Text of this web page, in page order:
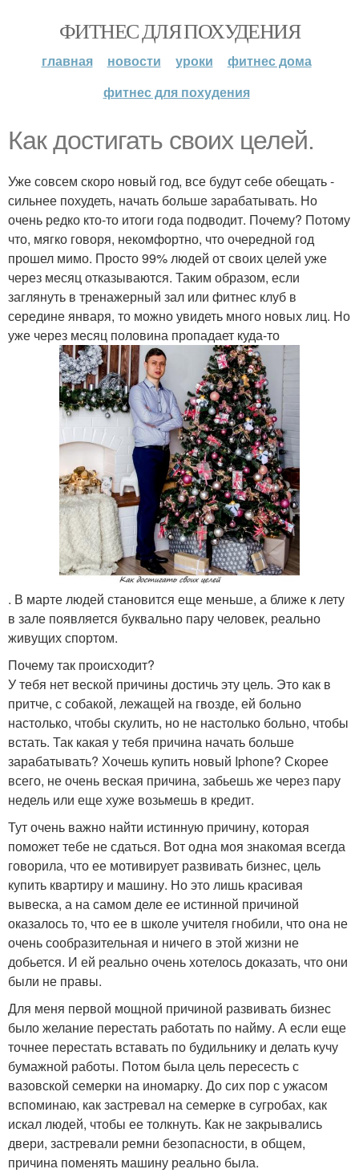
ФИТНЕС ДЛЯ ПОХУДЕНИЯ
главная новости уроки
фитнес дома
фитнес для похудения
Как достигать своих целей.
Уже совсем скоро новый год, все будут себе обещать -
сильнее похудеть, начать больше зарабатывать. Но
очень редко кто-то итоги года подводит. Почему? Потому
что, мягко говоря, некомфортно, что очередной год
прошел мимо. Просто 99% людей от своих целей уже
через месяц отказываются. Таким образом, если
заглянуть в тренажерный зал или фитнес клуб в
середине января, то можно увидеть много новых лиц. Но
уже через месяц половина пропадает куда-то
. В марте людей становится еще меньше, а ближе к лету
в зале появляется буквально пару человек, реально
живущих спортом.
Почему так происходит?
У тебя нет веской причины достичь эту цель. Это как в
притче, с собакой, лежащей на гвозде, ей больно
настолько, чтобы скулить, но не настолько больно, чтобы
встать. Так какая у тебя причина начать больше
зарабатывать? Хочешь купить новый Iphone? Скорее
всего, не очень веская причина, забьешь же через пару
недель или еще хуже возьмешь в кредит.
Тут очень важно найти истинную причину, которая
поможет тебе не сдаться. Вот одна моя знакомая всегда
говорила, что ее мотивирует развивать бизнес, цель
купить квартиру и машину. Но это лишь красивая
вывеска, а на самом деле ее истинной причиной
оказалось то, что ее в школе учителя гнобили, что она не
очень сообразительная и ничего в этой жизни не
добьется. И ей реально очень хотелось доказать, что они
были не правы.
Для меня первой мощной причиной развивать бизнес
было желание перестать работать по найму. А если еще
точнее перестать вставать по будильнику и делать кучу
бумажной работы. Потом была цель пересесть с
вазовской семерки на иномарку. До сих пор с ужасом
вспоминаю, как застревал на семерке в сугробах, как
искал людей, чтобы ее толкнуть. Как не закрывались
двери, застревали ремни безопасности, в общем,
причина поменять машину реально была.